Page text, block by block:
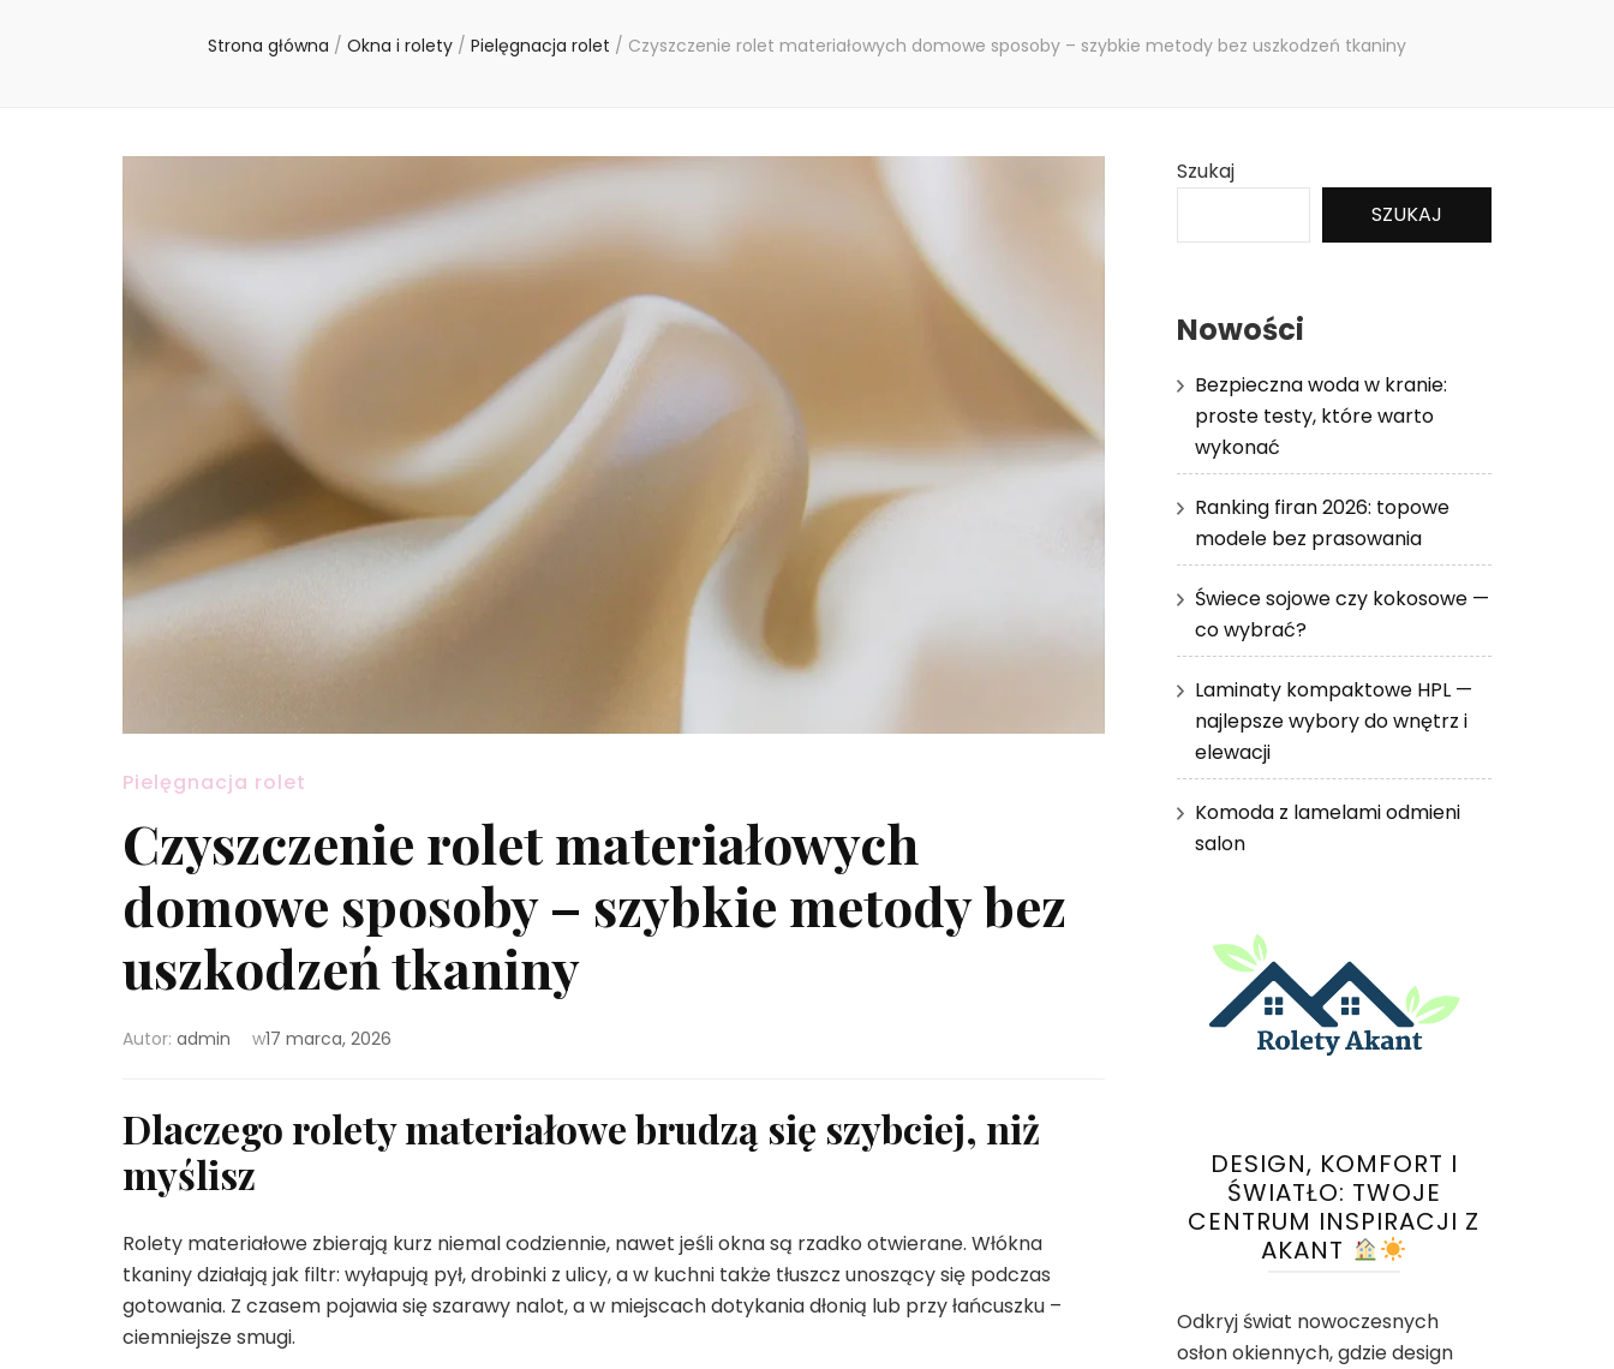
Strona główna / Okna i rolety / Pielęgnacja rolet / Czyszczenie rolet materiałowych domowe sposoby – szybkie metody bez uszkodzeń tkaniny
Pielęgnacja rolet
Czyszczenie rolet materiałowych
domowe sposoby – szybkie metody bez
uszkodzeń tkaniny
Autor: admin w17 marca, 2026
Dlaczego rolety materiałowe brudzą się szybciej, niż
myślisz
Rolety materiałowe zbierają kurz niemal codziennie, nawet jeśli okna są rzadko otwierane. Włókna
tkaniny działają jak filtr: wyłapują pył, drobinki z ulicy, a w kuchni także tłuszcz unoszący się podczas
gotowania. Z czasem pojawia się szarawy nalot, a w miejscach dotykania dłonią lub przy łańcuszku –
ciemniejsze smugi.
Szukaj
SZUKAJ
Nowości
Bezpieczna woda w kranie:
proste testy, które warto
wykonać
Ranking firan 2026: topowe
modele bez prasowania
Świece sojowe czy kokosowe —
co wybrać?
Laminaty kompaktowe HPL —
najlepsze wybory do wnętrz i
elewacji
Komoda z lamelami odmieni
salon
DESIGN, KOMFORT I
ŚWIATŁO: TWOJE
CENTRUM INSPIRACJI Z
AKANT
Odkryj świat nowoczesnych
osłon okiennych, gdzie design